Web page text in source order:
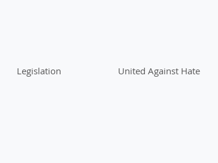
Legislation United Against Hate